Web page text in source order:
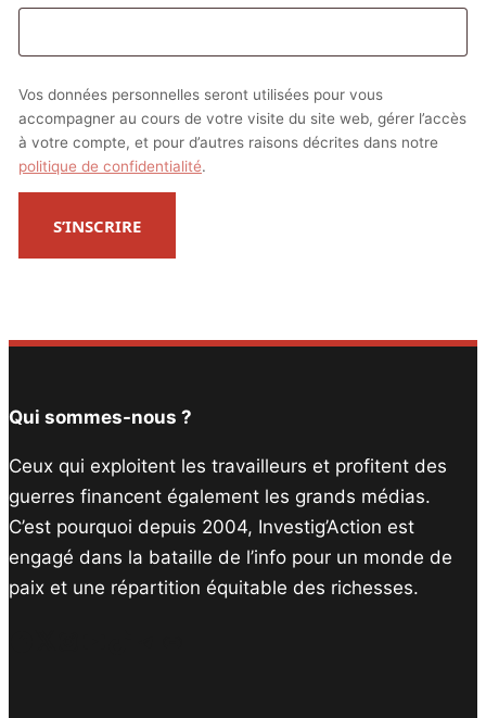
Vos données personnelles seront utilisées pour vous
accompagner au cours de votre visite du site web, gérer l’accès
à votre compte, et pour d’autres raisons décrites dans notre
politique de confidentialité.
S’INSCRIRE
Qui sommes-nous ?
Ceux qui exploitent les travailleurs et profitent des
guerres financent également les grands médias.
C’est pourquoi depuis 2004, Investig’Action est
engagé dans la bataille de l’info pour un monde de
paix et une répartition équitable des richesses.